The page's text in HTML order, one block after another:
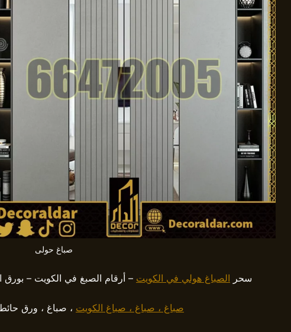
صباغ حولى
سحر الصباغ هولي في الكويت – أرقام الصبغ في الكويت –
صباغ ، صباغ ، صباغ الكويت ، صباغ ، ورق